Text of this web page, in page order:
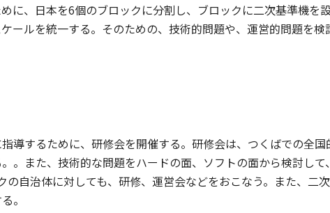
に、日本を6個のブロックに分割し、ブロックに二次基準機を
ールを統一する。そのための、技術的問題や、運営的問題を検
導するために、研修会を開催する。研修会は、つくばでの全国
。また、技術的な問題をハードの面、ソフトの面から検討して
自治体に対しても、研修、運営会などをおこなう。また、二
。